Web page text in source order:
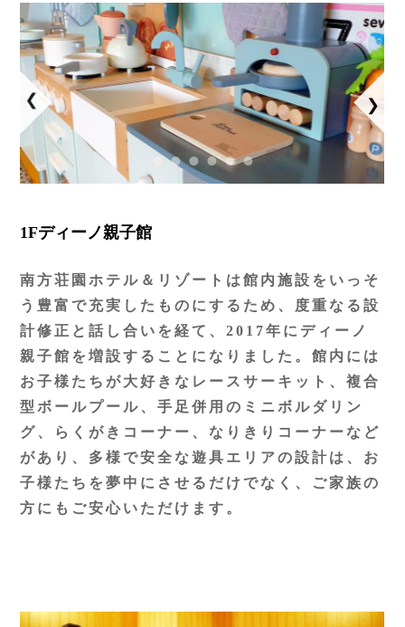
1Fディーノ親子館
南方荘園ホテル＆リゾートは館内施設をいっそ
う豊富で充実したものにするため、度重なる設
計修正と話し合いを経て、2017年にディーノ
親子館を増設することになりました。館内には
お子様たちが大好きなレースサーキット、複合
型ボールプール、手足併用のミニボルダリン
グ、らくがきコーナー、なりきりコーナーなど
があり、多様で安全な遊具エリアの設計は、お
子様たちを夢中にさせるだけでなく、ご家族の
方にもご安心いただけます。